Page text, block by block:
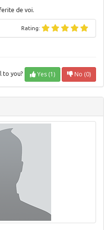
de voi.
Rating:
to you? Yes (1) No (0)